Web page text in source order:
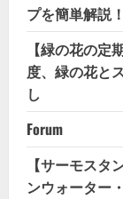
プを簡単解説！
【緑の花の
度、緑の花と
し
Forum
【サーモス
ンウォーター